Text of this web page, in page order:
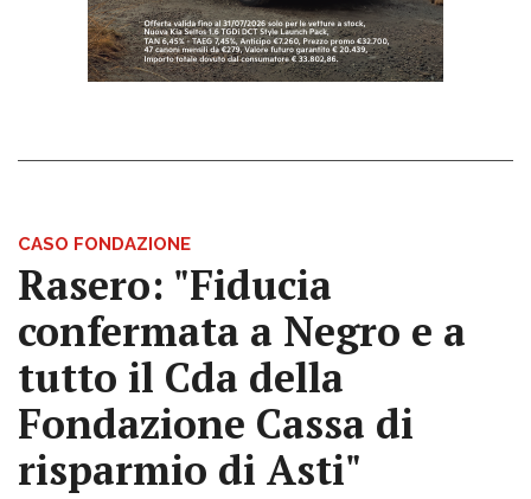
CASO FONDAZIONE
Rasero: "Fiducia
confermata a Negro e a
tutto il Cda della
Fondazione Cassa di
risparmio di Asti"